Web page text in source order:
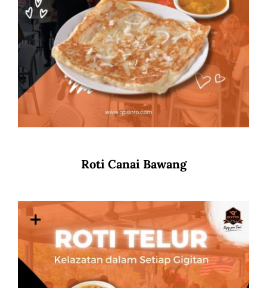
Roti Canai Bawang